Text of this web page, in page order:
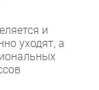
и
уходят, а